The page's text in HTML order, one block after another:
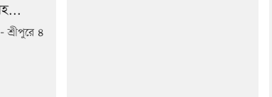
শ্রীপুরে ৪